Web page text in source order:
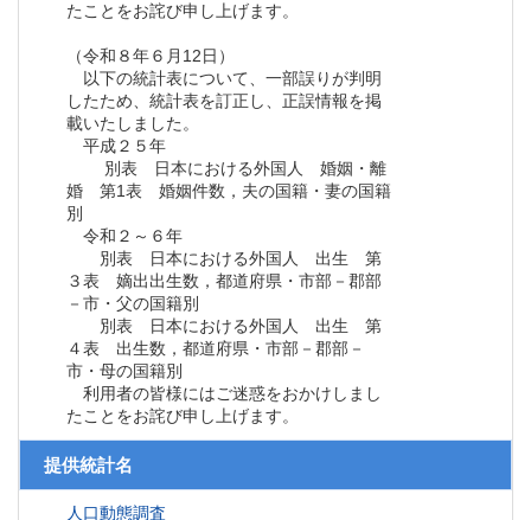
たことをお詫び申し上げます。
（令和８年６月12日）
以下の統計表について、一部誤りが判明
したため、統計表を訂正し、正誤情報を掲
載いたしました。
平成２５年
別表 日本における外国人 婚姻・離
婚 第1表 婚姻件数，夫の国籍・妻の国籍
別
令和２～６年
別表 日本における外国人 出生 第
３表 嫡出出生数，都道府県・市部－郡部
－市・父の国籍別
別表 日本における外国人 出生 第
４表 出生数，都道府県・市部－郡部－
市・母の国籍別
利用者の皆様にはご迷惑をおかけしまし
たことをお詫び申し上げます。
提供統計名
人口動態調査